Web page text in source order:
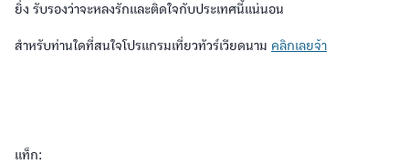
ยิ่ง รับรองว่าจะหลงรักและติดใจกับประเทศนี้แน่นอน
สำหรับท่านใดที่สนใจโปรแกรมเที่ยวทัวร์เวียดนาม คลิกเลยจ้า
แท็ก: